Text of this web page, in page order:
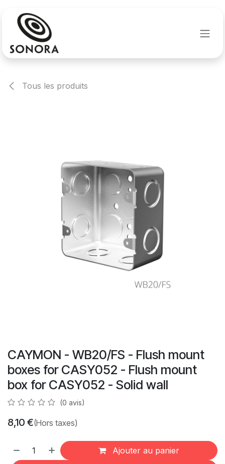
Tous les produits
CAYMON - WB20/FS - Flush mount
boxes for CASY052 - Flush mount
box for CASY052 - Solid wall
(0 avis)
8,10 €(Hors taxes)
Ajouter au panier